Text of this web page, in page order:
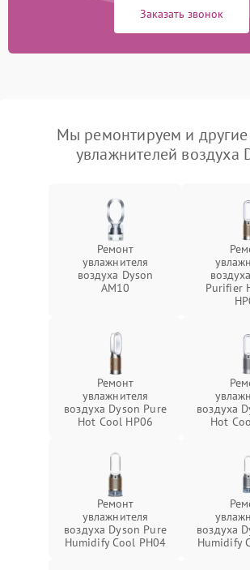
Заказать звонок
Мы ремонтируем и
увлажнителей воздуха
Ремонт
увлажнителя
воздуха Dyson
AM10
Purifier
Ремонт
увлажнителя
воздуха Dyson Pure
Hot Cool HP06
воздуха
Hot
Ремонт
увлажнителя
воздуха Dyson Pure
Humidify Cool PH04
воздуха
Humidify